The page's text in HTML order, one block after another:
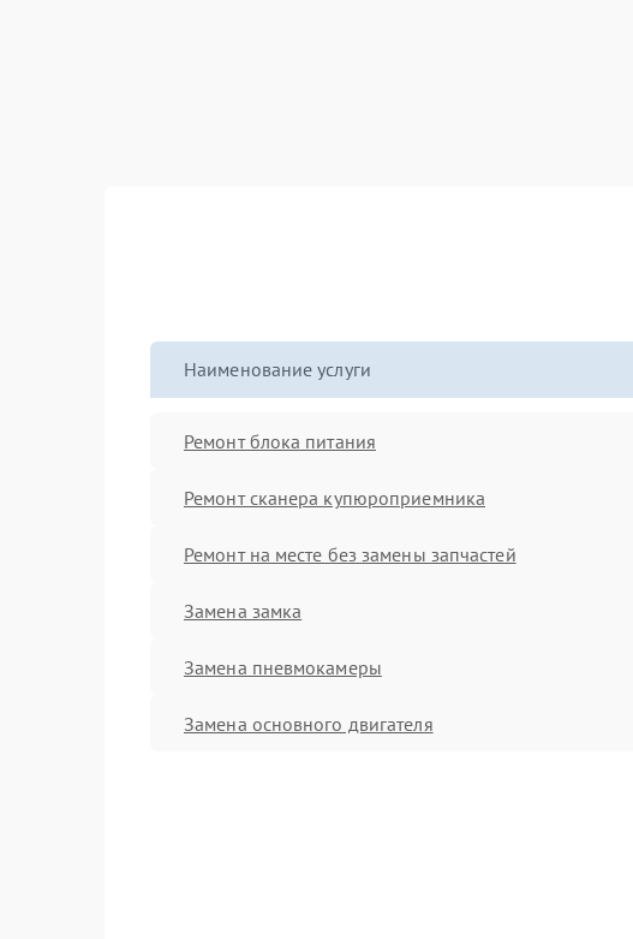
Наименование услуги
Ремонт блока питания
Ремонт сканера купюроприемника
Ремонт на месте без замены запчастей
Замена замка
Замена пневмокамеры
Замена основного двигателя